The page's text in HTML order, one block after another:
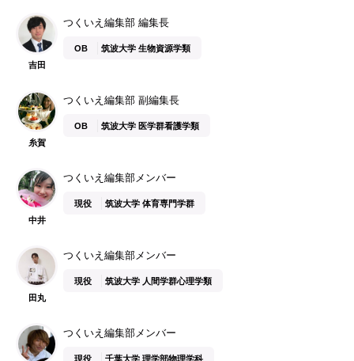
吉田
つくいえ編集部 編集長
OB 筑波大学 生物資源学類
糸賀
つくいえ編集部 副編集長
OB 筑波大学 医学群看護学類
中井
つくいえ編集部メンバー
現役 筑波大学 体育専門学群
田丸
つくいえ編集部メンバー
現役 筑波大学 人間学群心理学類
つくいえ編集部メンバー
現役 千葉大学 理学部物理学科